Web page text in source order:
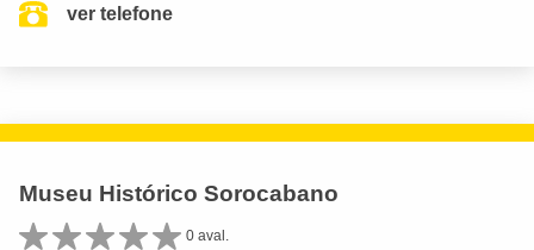
ver telefone
Museu Histórico Sorocabano
0 aval.